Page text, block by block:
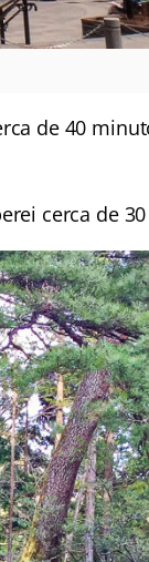
de 40
cerca de